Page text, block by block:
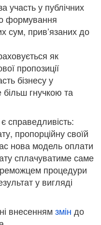
участь у публічних
формування
сум, прив’язаних до
як
пропозиції
бізнесу у
більш гнучкою та
справедливість:
пропорційну своїй
нова модель оплати
сплачуватиме саме
процедури
у вигляді
внесеннямзмін до